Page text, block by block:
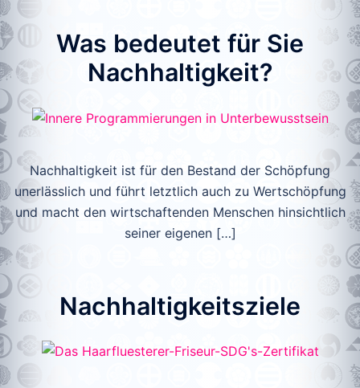
Was bedeutet für Sie
Nachhaltigkeit?
Nachhaltigkeit ist für den Bestand der Schöpfung
unerlässlich und führt letztlich auch zu Wertschöpfung
und macht den wirtschaftenden Menschen hinsichtlich
seiner eigenen […]
Nachhaltigkeitsziele